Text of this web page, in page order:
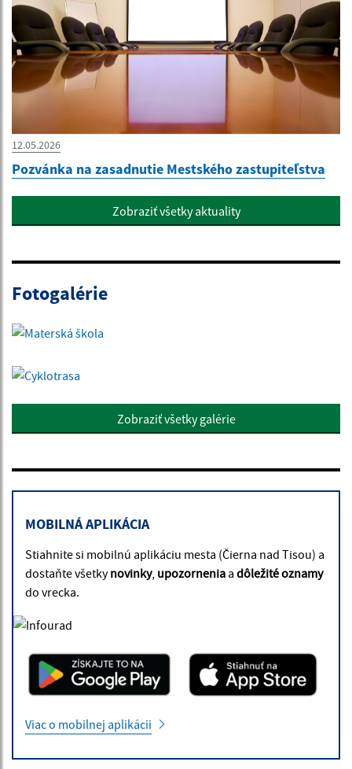
12.05.2026
Pozvánka na zasadnutie Mestského zastupiteľstva
Zobraziť všetky aktuality
Fotogalérie
Zobraziť všetky galérie
MOBILNÁ APLIKÁCIA
Stiahnite si mobilnú aplikáciu mesta (Čierna nad Tisou) a
dostaňte všetkynovinky, upozornenia a dôležité oznamy
do vrecka.
Viac o mobilnej aplikácii